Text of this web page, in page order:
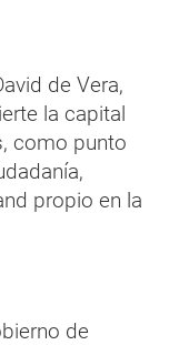
de Vera,
la capital
como punto
propio en la
de